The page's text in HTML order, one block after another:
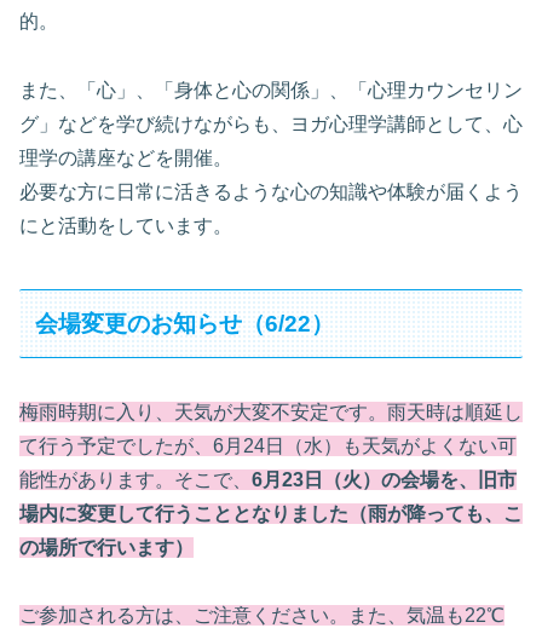
的。
また、「心」、「身体と心の関係」、「心理カウンセリン
グ」などを学び続けながらも、ヨガ心理学講師として、心
理学の講座などを開催。
必要な方に日常に活きるような心の知識や体験が届くよう
にと活動をしています。
会場変更のお知らせ（6/22）
梅雨時期に入り、天気が大変不安定です。雨天時は順延し
て行う予定でしたが、6月24日（水）も天気がよくない可
能性があります。そこで、 6月23日（火）の会場を、旧市
場内に変更して行うこととなりました（雨が降っても、こ
の場所で行います）
ご参加される方は、ご注意ください。また、気温も22℃